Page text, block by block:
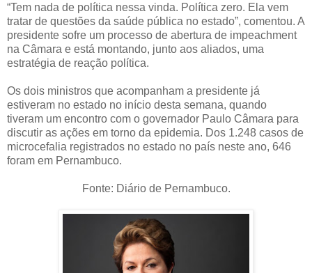
“Tem nada de política nessa vinda. Política zero. Ela vem
tratar de questões da saúde pública no estado”, comentou. A
presidente sofre um processo de abertura de impeachment
na Câmara e está montando, junto aos aliados, uma
estratégia de reação política.
Os dois ministros que acompanham a presidente já
estiveram no estado no início desta semana, quando
tiveram um encontro com o governador Paulo Câmara para
discutir as ações em torno da epidemia. Dos 1.248 casos de
microcefalia registrados no estado no país neste ano, 646
foram em Pernambuco.
Fonte: Diário de Pernambuco.